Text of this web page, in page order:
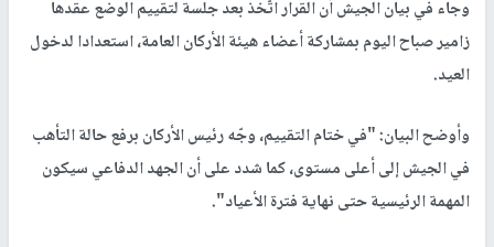
وجاء في بيان الجيش أن القرار اتُّخذ بعد جلسة لتقييم الوضع عقدها
زامير صباح اليوم بمشاركة أعضاء هيئة الأركان العامة، استعدادا لدخول
العيد.
وأوضح البيان: "في ختام التقييم، وجّه رئيس الأركان برفع حالة التأهب
في الجيش إلى أعلى مستوى، كما شدد على أن الجهد الدفاعي سيكون
المهمة الرئيسية حتى نهاية فترة الأعياد".